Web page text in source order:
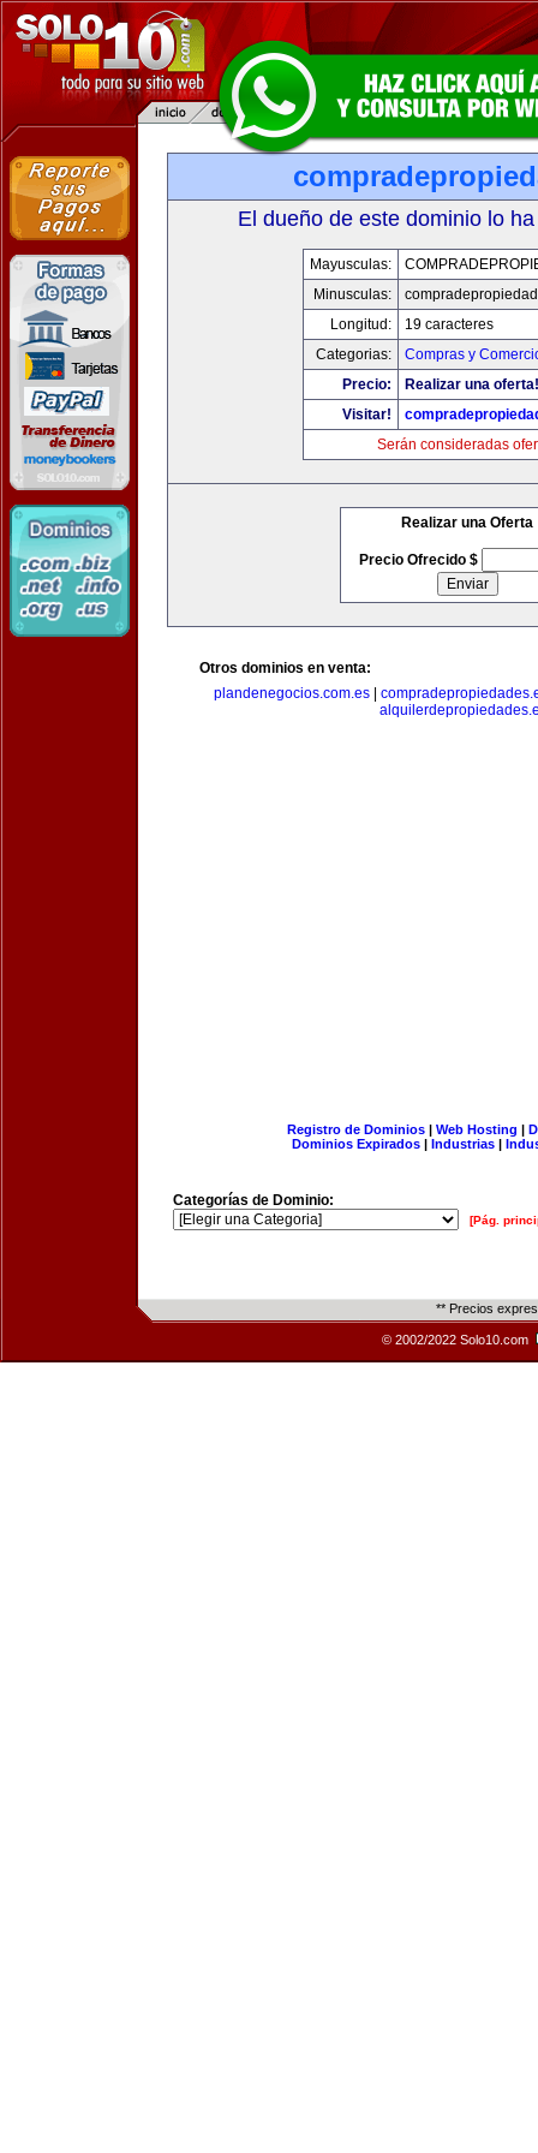
El dueño de este dominio lo
Mayusculas:
Minusculas:
Longitud:
19 caracteres
Categorias:
Compras y
Precio:
Realizar una oferta!
Visitar!
Serán consideradas
Realizar una Oferta
Precio Ofrecido $
Otros dominios en venta:
plandenegocios.com.es|
Registro de Dominios| Web Hosting |
Dominios Expirados | Industrias |
Categorías de Dominio:
[Pág.
** Precios
© 2002/2022 Solo10.com